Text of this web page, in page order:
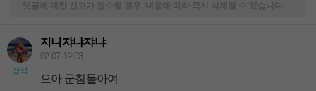
-
댓글에 대한 신고가 접수될 경우, 내용에 따라 즉시 삭제될 수 있습니다.
정석
지니쟈냐쟈냐
02.07 19:03
으아 군침돌아여